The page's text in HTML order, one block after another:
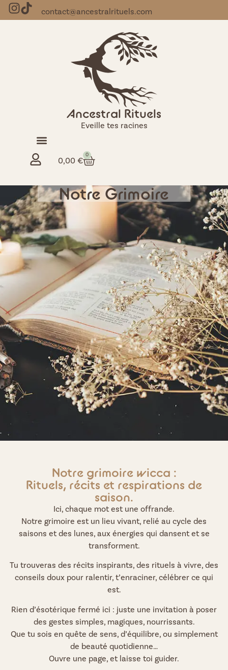
contact@ancestralrituels.com
Ancestral Rituels
Eveille tes racines
0,00 €
0
Notre Grimoire
Notre grimoire wicca :
Rituels, récits et respirations de
saison.
Ici, chaque mot est une offrande.
Notre grimoire est un lieu vivant, relié au cycle des
saisons et des lunes, aux énergies qui dansent et se
transforment.
Tu trouveras des récits inspirants, des rituels à vivre, des
conseils doux pour ralentir, t’enraciner, célébrer ce qui
est.
Rien d’ésotérique fermé ici : juste une invitation à poser
des gestes simples, magiques, nourrissants.
Que tu sois en quête de sens, d’équilibre, ou simplement
de beauté quotidienne…
Ouvre une page, et laisse toi guider.